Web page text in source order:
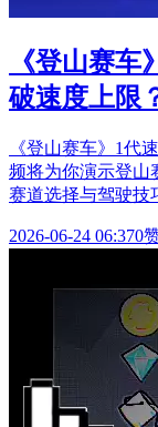
《登山赛
破速度上限
《登山赛车》1代
频将为你演示登山
赛道选择与驾驶
2026-06-24 06:370